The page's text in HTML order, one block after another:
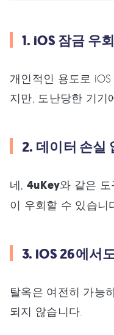
1. iOS 잠금 우
개인적인 용도로
지만, 도난당한 기기
2. 데이터 손실
네, 4uKey와 같은
이 우회할 수 있습니
3. iOS 26에서
탈옥은 여전히 가능
되지 않습니다.